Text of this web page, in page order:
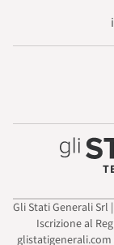
Gli Stati Generali Srl
Iscrizione al